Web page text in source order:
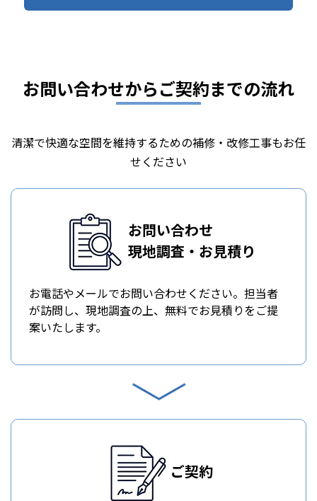
お問い合わせからご契約までの流れ
清潔で快適な空間を維持するための補修・改修工事もお任
せください
お問い合わせ
現地調査・お見積り
お電話やメールでお問い合わせください。担当者
が訪問し、現地調査の上、無料でお見積りをご提
案いたします。
ご契約